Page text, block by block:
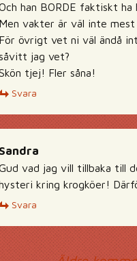
han BORDE faktiskt
Men vakter är väl inte
För övrigt vet ni väl ändå
jag vet?
tjej! Fler såna!
Svara
Sandra
vad jag vill tillbaka till
kring krogköer!
Svara